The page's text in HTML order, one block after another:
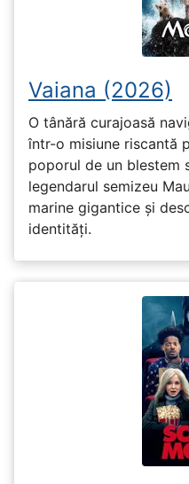
Vaiana (2026)
O tânără curajoasă
într-o misiune riscantă
poporul de un blestem
legendarul semizeu
marine gigantice și
identități.